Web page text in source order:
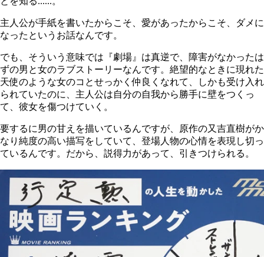
主人公が手紙を書いたからこそ、愛があったからこそ、ダメに
なったというお話なんです。
でも、そういう意味では『劇場』は真逆で、障害がなかったは
ずの男と女のラブストーリーなんです。絶望的なときに現れた
天使のような女のコとせっかく仲良くなれて、しかも受け入れ
られていたのに、主人公は自分の自我から勝手に壁をつくっ
て、彼女を傷つけていく。
要するに男の甘えを描いているんですが、原作の又吉直樹がか
なり純度の高い描写をしていて、登場人物の心情を表現し切っ
ているんです。だから、説得力があって、引きつけられる。